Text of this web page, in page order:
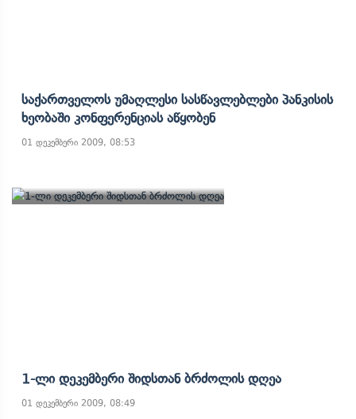
Საქართველოს Უმაღლესი Სასწავლებლები Პანკისის
Ხეობაში Კონფერენციას Აწყობენ
01 დეკემბერი 2009, 08:53
1-Ლი Დეკემბერი Შიდსთან Ბრძოლის Დღეა
01 დეკემბერი 2009, 08:49